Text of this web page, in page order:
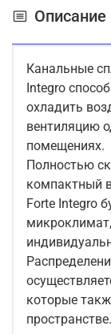
Описание
Канальные
Integro
охладить
вентиляцию
помещениях.
Полностью
компактный
Forte Integro
которые
пространстве.